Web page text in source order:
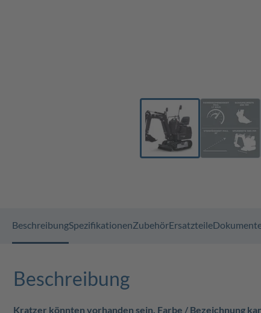
BeschreibungSpezifikationenZubehörErsatzteile
Beschreibung
Kratzer könnten vorhanden sein. Farbe / Bezeichnung